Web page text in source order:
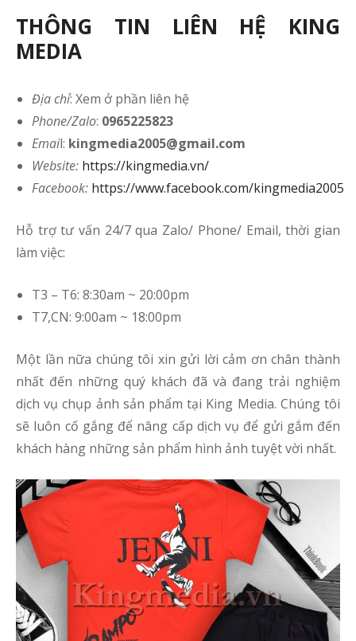
THÔNG TIN LIÊN HỆ KING
MEDIA
Địa chỉ: Xem ở phần liên hệ
Phone/Zalo: 0965225823
Email: kingmedia2005@gmail.com
Website: https://kingmedia.vn/
Facebook: https://www.facebook.com/kingmedia2005
Hỗ trợ tư vấn 24/7 qua Zalo/ Phone/ Email, thời gian
làm việc:
T3 – T6: 8:30am ~ 20:00pm
T7,CN: 9:00am ~ 18:00pm
Một lần nữa chúng tôi xin gửi lời cảm ơn chân thành
nhất đến những quý khách đã và đang trải nghiệm
dịch vụ chụp ảnh sản phẩm tại King Media. Chúng tôi
sẽ luôn cố gắng để nâng cấp dịch vụ để gửi gắm đến
khách hàng những sản phẩm hình ảnh tuyệt vời nhất.
VIEW